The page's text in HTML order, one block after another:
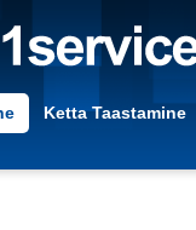
Ketta Taastamine